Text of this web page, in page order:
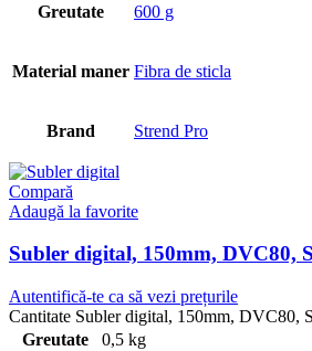
Greutate 600 g
Material maner Fibra de sticla
Brand Strend Pro
Compară
Adaugă la favorite
Subler digital, 150mm, DVC80,
Autentifică-te ca să vezi prețurile
Cantitate Subler digital, 150mm, DVC80,
Greutate
0,5 kg